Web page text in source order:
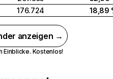
176.724 18,89
anzeigen →
Einblicke. Kostenlos!